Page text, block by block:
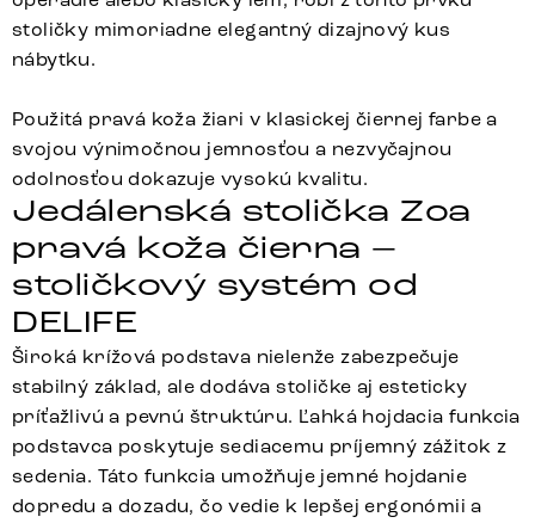
stoličky mimoriadne elegantný dizajnový kus
nábytku.
Použitá pravá koža žiari v klasickej čiernej farbe a
svojou výnimočnou jemnosťou a nezvyčajnou
odolnosťou dokazuje vysokú kvalitu.
Jedálenská stolička Zoa
pravá koža čierna –
stoličkový systém od
DELIFE
Široká krížová podstava nielenže zabezpečuje
stabilný základ, ale dodáva stoličke aj esteticky
príťažlivú a pevnú štruktúru. Ľahká hojdacia funkcia
podstavca poskytuje sediacemu príjemný zážitok z
sedenia. Táto funkcia umožňuje jemné hojdanie
dopredu a dozadu, čo vedie k lepšej ergonómii a